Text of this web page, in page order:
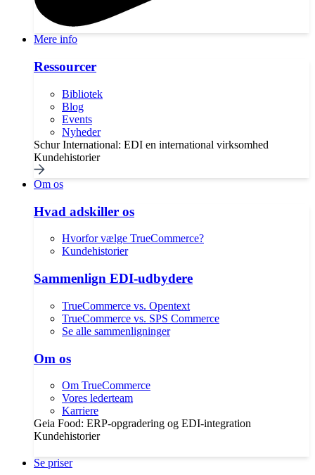
Mere info
Ressourcer
Bibliotek
Blog
Events
Nyheder
Schur International: EDI en international virksomhed
Kundehistorier
Om os
Hvad adskiller os
Hvorfor vælge TrueCommerce?
Kundehistorier
Sammenlign EDI-udbydere
TrueCommerce vs. Opentext
TrueCommerce vs. SPS Commerce
Se alle sammenligninger
Om os
Om TrueCommerce
Vores lederteam
Karriere
Geia Food: ERP-opgradering og EDI-integration
Kundehistorier
Se priser